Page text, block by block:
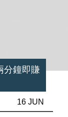
分鐘即賺
16 JUN